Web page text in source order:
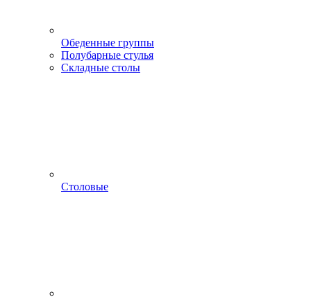
Обеденные группы
Полубарные стулья
Складные столы
Столовые